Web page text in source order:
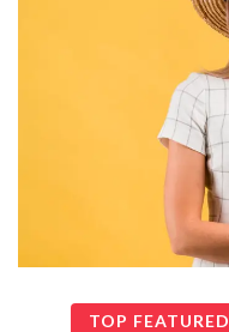
TOP FEATURED